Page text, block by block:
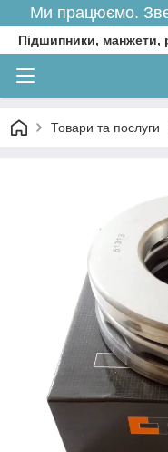
Ми працюємо.
Підшипники, манжети,
Товари та послуги